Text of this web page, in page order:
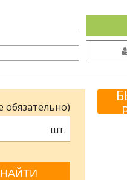
обязательно)
шт.
НАЙТИ